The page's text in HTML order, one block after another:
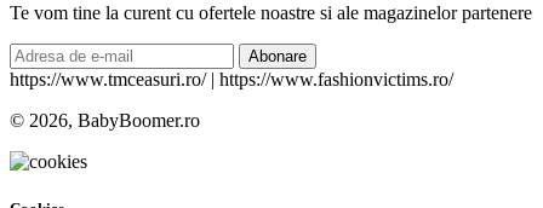
Te vom tine la curent cu ofertele noastre si ale magazinelor partenere
Abonare
https://www.tmceasuri.ro/ | https://www.fashionvictims.ro/
© 2026, BabyBoomer.ro